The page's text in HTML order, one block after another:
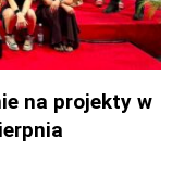
na projekty w